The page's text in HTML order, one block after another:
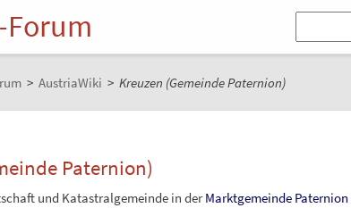
> AustriaWiki > Kreuzen (Gemeinde Paternion)
Paternion)
und Katastralgemeinde in derMarktgemeinde Paternion